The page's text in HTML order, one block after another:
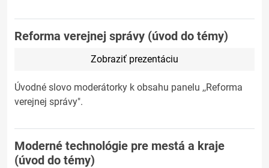
Reforma verejnej správy (úvod do témy)
Zobraziť prezentáciu
Úvodné slovo moderátorky k obsahu panelu ,,Reforma
verejnej správy".
Moderné technológie pre mestá a kraje
(úvod do témy)